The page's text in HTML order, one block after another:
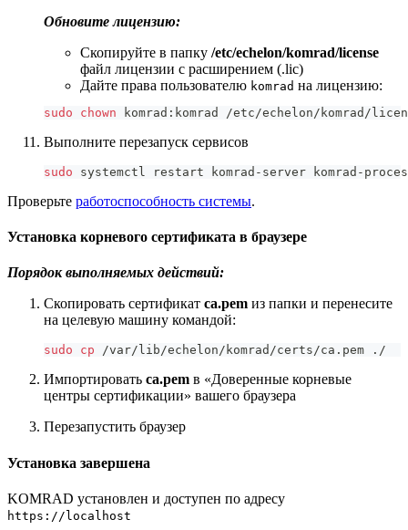
Обновите лицензию:
Скопируйте в папку /etc/echelon/komrad/license
файл лицензии с расширением (.lic)
Дайте права пользователю komrad на лицензию:
sudo chown komrad:komrad /etc/echelon/komrad/
Выполните перезапуск сервисов
sudo systemctl restart komrad-server komrad-
Проверьте работоспособность системы.
Установка корневого сертификата в браузере
Порядок выполняемых действий:
Скопировать сертификат ca.pem из папки и перенесите
на целевую машину командой:
sudo cp /var/lib/echelon/komrad/certs/ca.pem ./
Импортировать ca.pem в «Доверенные корневые
центры сертификации» вашего браузера
Перезапустить браузер
Установка завершена
KOMRAD установлен и доступен по адресу
https://localhost